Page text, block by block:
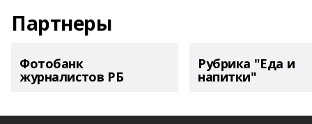
Партнеры
Фотобанк
журналистов РБ
Рубрика "Еда и
напитки"